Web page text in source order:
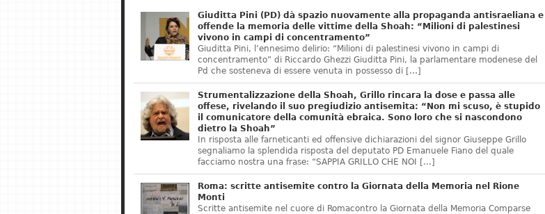
Giuditta Pini (PD) dà spazio nuovamente alla propaganda antisraeliana e
offende la memoria delle vittime della Shoah: “Milioni di palestinesi
vivono in campi di concentramento”
Giuditta Pini, l’ennesimo delirio: “Milioni di palestinesi vivono in campi di
concentramento” di Riccardo Ghezzi Giuditta Pini, la parlamentare modenese del
Pd che sosteneva di essere venuta in possesso di […]
Strumentalizzazione della Shoah, Grillo rincara la dose e passa alle
offese, rivelando il suo pregiudizio antisemita: “Non mi scuso, è stupido
il comunicatore della comunità ebraica. Sono loro che si nascondono
dietro la Shoah”
In risposta alle farneticanti ed offensive dichiarazioni del signor Giuseppe Grillo
segnaliamo la splendida risposta del deputato PD Emanuele Fiano del quale
facciamo nostra una frase: “SAPPIA GRILLO CHE NOI […]
Roma: scritte antisemite contro la Giornata della Memoria nel Rione
Monti
Scritte antisemite nel cuore di Romacontro la Giornata della Memoria Comparse